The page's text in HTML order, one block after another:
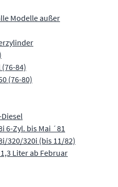
Modelle außer
84)
(76-80)
6-Zyl. bis Mai ´81
320/320i (bis 11/82)
Liter ab Februar